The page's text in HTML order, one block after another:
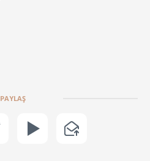
PAYLAŞ